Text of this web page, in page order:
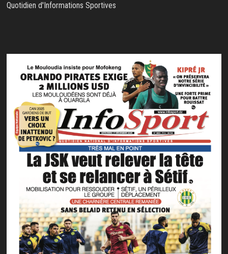
Quotidien d'Informations Sportives